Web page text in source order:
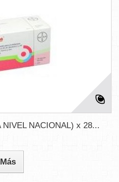
NIVEL NACIONAL) x 28...
Más